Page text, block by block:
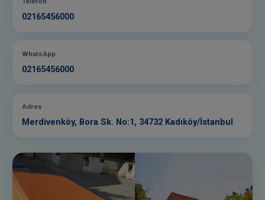
02165456000
WhatsApp
02165456000
Adres
Merdivenköy, Bora Sk. No:1, 34732 Kadıköy/İstanbul